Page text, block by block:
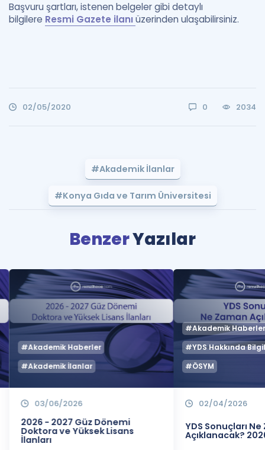
Başvuru şartları, istenen belgeler gibi detaylı
bilgilere Resmi Gazete ilanıüzerinden ulaşabilirsiniz.
02/05/2020 0 2034
#Akademik İlanlar
#Konya Gıda ve Tarım Üniversitesi
BenzerYazılar
#Akademik Haberler
#Akademik İlanlar
03/06/2026
2026 - 2027 Güz Dönemi
Doktora ve Yüksek Lisans
İlanları
#Akademik
#YDS Hakkında
#ÖSYM
02/04/2026
YDS Sonuçları
Açıklanacak?